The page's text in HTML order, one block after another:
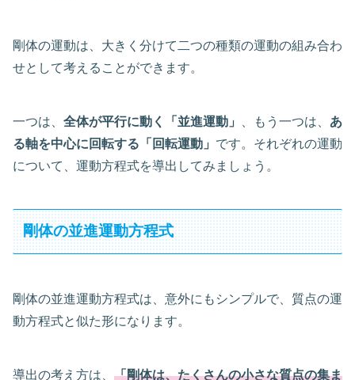
剛体の運動は、大きく分けて二つの種類の運動の組み合わ
せとして考えることができます。
一つは、 全体が平行に動く「並進運動」 、もう一つは、 あ
る軸を中心に回転する「回転運動」 です。それぞれの運動
について、運動方程式を導出してみましょう。
剛体の並進運動方程式
剛体の並進運動方程式は、意外にもシンプルで、質点の運
動方程式と似た形になります。
導出の考え方は、 「剛体は、たくさんの小さな質点の集ま